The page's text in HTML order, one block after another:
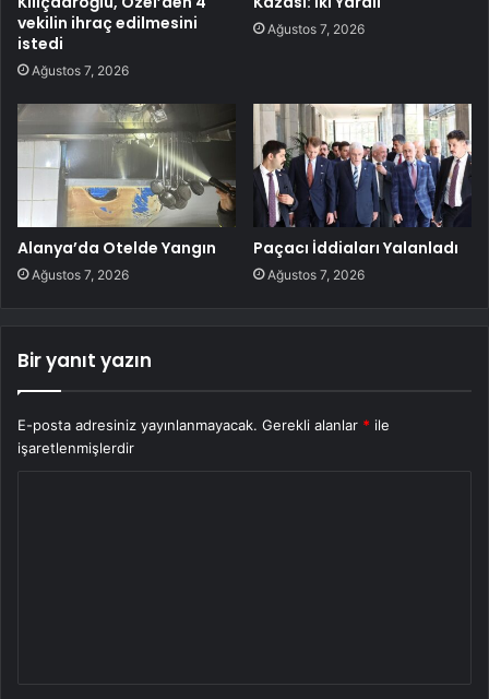
vekilin ihraç edilmesini
istedi
Ağustos 7, 2026
Ağustos 7, 2026
Alanya’da Otelde Yangın
Ağustos 7, 2026
Paçacı İddiaları Yalanladı
Ağustos 7, 2026
Bir yanıt yazın
E-posta adresiniz yayınlanmayacak. Gerekli alanlar * ile
işaretlenmişlerdir